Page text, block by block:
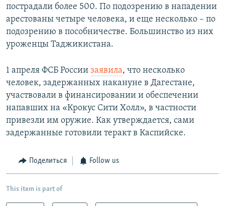
пострадали более 500. По подозрению в нападении
арестованы четыре человека, и еще несколько – по
подозрению в пособничестве. Большинство из них
уроженцы Таджикистана.
1 апреля ФСБ России заявила, что несколько
человек, задержанных накануне в Дагестане,
участвовали в финансировании и обеспечении
напавших на «Крокус Сити Холл», в частности
привезли им оружие. Как утверждается, сами
задержанные готовили теракт в Каспийске.
Поделиться Follow us
This item is part of